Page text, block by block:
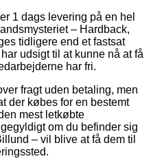
1 dags levering på en hel
– Hardback,
tidligere end et fastsat
udsigt til at kunne nå at få
har fri.
fragt uden betaling, men
der købes for en bestemt
mest letkøbte
om du befinder sig
– vil blive at få dem til